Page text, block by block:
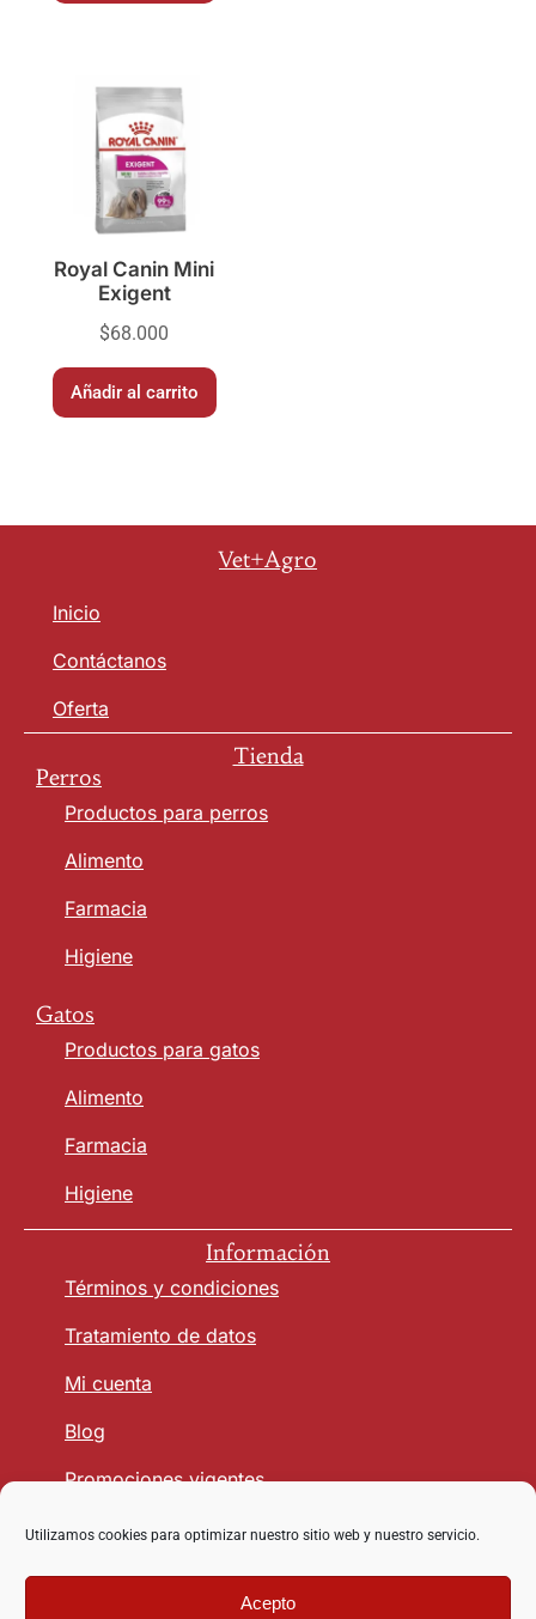
Utilizamos cookies para optimizar nuestro sitio web y nuestro servicio.
Acepto
Royal Canin Mini
Exigent
$68.000
Añadir al carrito
Vet+Agro
Inicio
Contáctanos
Oferta
Tienda
Perros
Productos para perros
Alimento
Farmacia
Higiene
Gatos
Productos para gatos
Alimento
Farmacia
Higiene
Información
Términos y condiciones
Tratamiento de datos
Mi cuenta
Blog
Promociones vigentes
Seguridad y Confianza